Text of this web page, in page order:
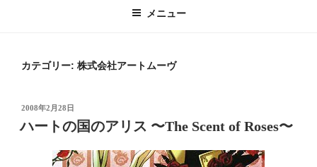
メニュー
カテゴリー: 株式会社アートムーヴ
投
日:
2008年2月28日
ハートの国のアリス 〜The Scent of Roses〜